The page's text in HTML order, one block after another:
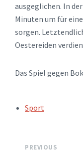
ausgeglichen. In
Minuten um für
sorgen.
Oestereiden
Das Spiel gegen
TAGS:Sport
PREVIOUS